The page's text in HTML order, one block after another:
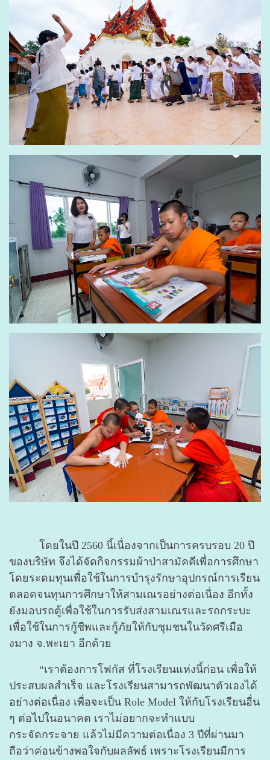
โดยในปี 2560 นี้เนื่องจากเป็นการครบรอบ 20 ปี
ของบริษัท จึงได้จัดกิจกรรมผ้าป่าสามัคคีเพื่อการศึกษา
โดยระดมทุนเพื่อใช้ในการบำรุงรักษาอุปกรณ์การเรียน
ตลอดจนทุนการศึกษาให้สามเณรอย่างต่อเนื่อง อีกทั้ง
ยังมอบรถตู้เพื่อใช้ในการรับส่งสามเณรและรถกระบะ
เพื่อใช้ในการกู้ชีพและกู้ภัยให้กับชุมชนในวัดศรีเมือ
งมาง จ.พะเยา อีกด้วย
“เราต้องการโฟกัส ที่โรงเรียนแห่งนี้ก่อน เพื่อให้
ประสบผลสำเร็จ และโรงเรียนสามารถพัฒนาตัวเองได้
อย่างต่อเนื่อง เพื่อจะเป็น Role Model ให้กับโรงเรียนอื่น
ๆ ต่อไปในอนาคต เราไม่อยากจะทำแบบ
กระจัดกระจาย แล้วไม่มีความต่อเนื่อง 3 ปีที่ผ่านมา
ถือว่าค่อนข้างพอใจกับผลลัพธ์ เพราะโรงเรียนมีการ